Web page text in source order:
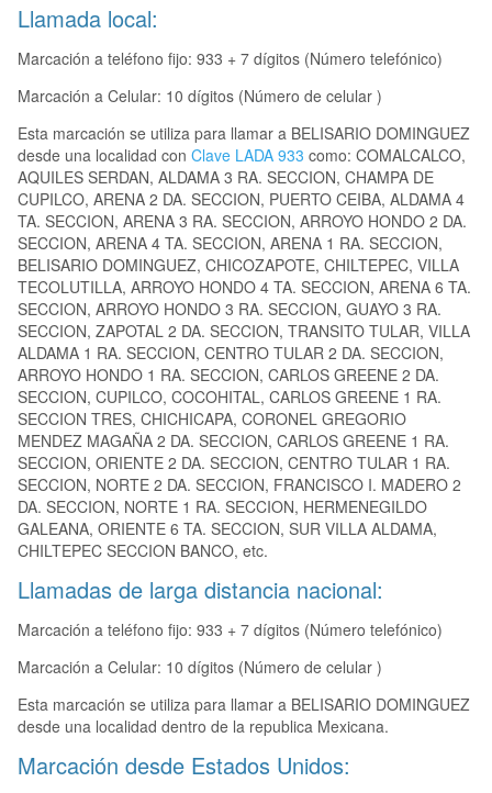
Llamada local:
Marcación a teléfono fijo: 933 + 7 dígitos (Número telefónico)
Marcación a Celular: 10 dígitos (Número de celular )
Esta marcación se utiliza para llamar a BELISARIO DOMINGUEZ
desde una localidad con Clave LADA 933 como: COMALCALCO,
AQUILES SERDAN, ALDAMA 3 RA. SECCION, CHAMPA DE
CUPILCO, ARENA 2 DA. SECCION, PUERTO CEIBA, ALDAMA 4
TA. SECCION, ARENA 3 RA. SECCION, ARROYO HONDO 2 DA.
SECCION, ARENA 4 TA. SECCION, ARENA 1 RA. SECCION,
BELISARIO DOMINGUEZ, CHICOZAPOTE, CHILTEPEC, VILLA
TECOLUTILLA, ARROYO HONDO 4 TA. SECCION, ARENA 6 TA.
SECCION, ARROYO HONDO 3 RA. SECCION, GUAYO 3 RA.
SECCION, ZAPOTAL 2 DA. SECCION, TRANSITO TULAR, VILLA
ALDAMA 1 RA. SECCION, CENTRO TULAR 2 DA. SECCION,
ARROYO HONDO 1 RA. SECCION, CARLOS GREENE 2 DA.
SECCION, CUPILCO, COCOHITAL, CARLOS GREENE 1 RA.
SECCION TRES, CHICHICAPA, CORONEL GREGORIO
MENDEZ MAGAÑA 2 DA. SECCION, CARLOS GREENE 1 RA.
SECCION, ORIENTE 2 DA. SECCION, CENTRO TULAR 1 RA.
SECCION, NORTE 2 DA. SECCION, FRANCISCO I. MADERO 2
DA. SECCION, NORTE 1 RA. SECCION, HERMENEGILDO
GALEANA, ORIENTE 6 TA. SECCION, SUR VILLA ALDAMA,
CHILTEPEC SECCION BANCO, etc.
Llamadas de larga distancia nacional:
Marcación a teléfono fijo: 933 + 7 dígitos (Número telefónico)
Marcación a Celular: 10 dígitos (Número de celular )
Esta marcación se utiliza para llamar a BELISARIO DOMINGUEZ
desde una localidad dentro de la republica Mexicana.
Marcación desde Estados Unidos: